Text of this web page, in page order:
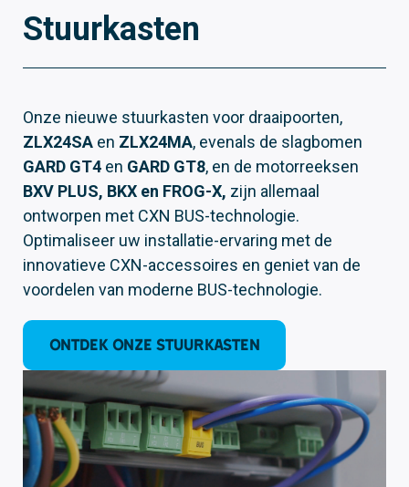
Stuurkasten
Onze nieuwe stuurkasten voor draaipoorten,
ZLX24SA en ZLX24MA, evenals de slagbomen
GARD GT4 en GARD GT8, en de motorreeksen
BXV PLUS, BKX en FROG-X, zijn allemaal
ontworpen met CXN BUS-technologie.
Optimaliseer uw installatie-ervaring met de
innovatieve CXN-accessoires en geniet van de
voordelen van moderne BUS-technologie.
ONTDEK ONZE STUURKASTEN